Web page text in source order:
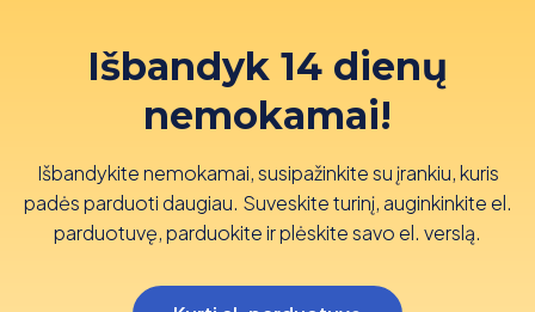
Išbandyk 14 dienų
nemokamai!
Išbandykite nemokamai, susipažinkite su įrankiu, kuris
padės parduoti daugiau. Suveskite turinį, auginkinkite el.
parduotuvę, parduokite ir plėskite savo el. verslą.